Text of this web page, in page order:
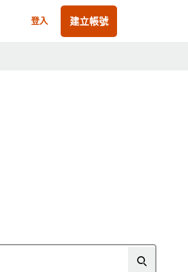
登入 建立帳號